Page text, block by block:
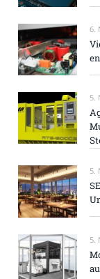
6.
5.
5.
5.